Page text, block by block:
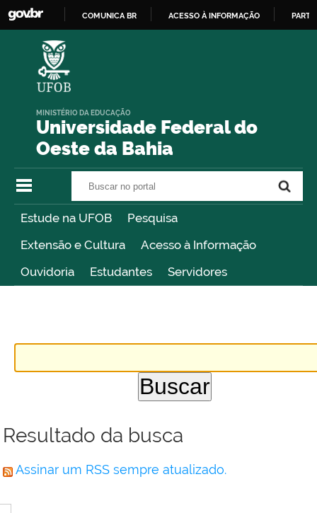
COMUNICA BR ACESSO À INFORMAÇÃO
Universidade Federal do
Oeste da Bahia
MINISTÉRIO DA EDUCAÇÃO
Estude na UFOB
Pesquisa
Extensão e Cultura
Acesso à Informação
Ouvidoria
Estudantes Servidores
Resultado da busca
Assinar um RSS sempre atualizado.